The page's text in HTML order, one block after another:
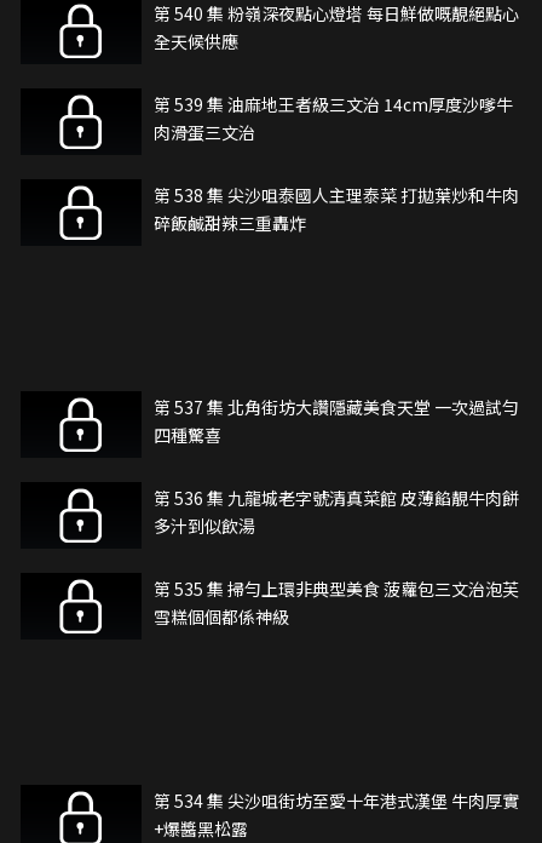
第 540 集 粉嶺深夜點心燈塔 每日鮮做嘅靚絕點心
全天候供應
第 539 集 油麻地王者級三文治 14cm厚度沙嗲牛
肉滑蛋三文治
第 538 集 尖沙咀泰國人主理泰菜 打拋葉炒和牛肉
碎飯鹹甜辣三重轟炸
第 537 集 北角街坊大讚隱藏美食天堂 一次過試勻
四種驚喜
第 536 集 九龍城老字號清真菜館 皮薄餡靚牛肉餅
多汁到似飲湯
第 535 集 掃勻上環非典型美食 菠蘿包三文治泡芙
雪糕個個都係神級
第 534 集 尖沙咀街坊至愛十年港式漢堡 牛肉厚實
+爆醬黑松露